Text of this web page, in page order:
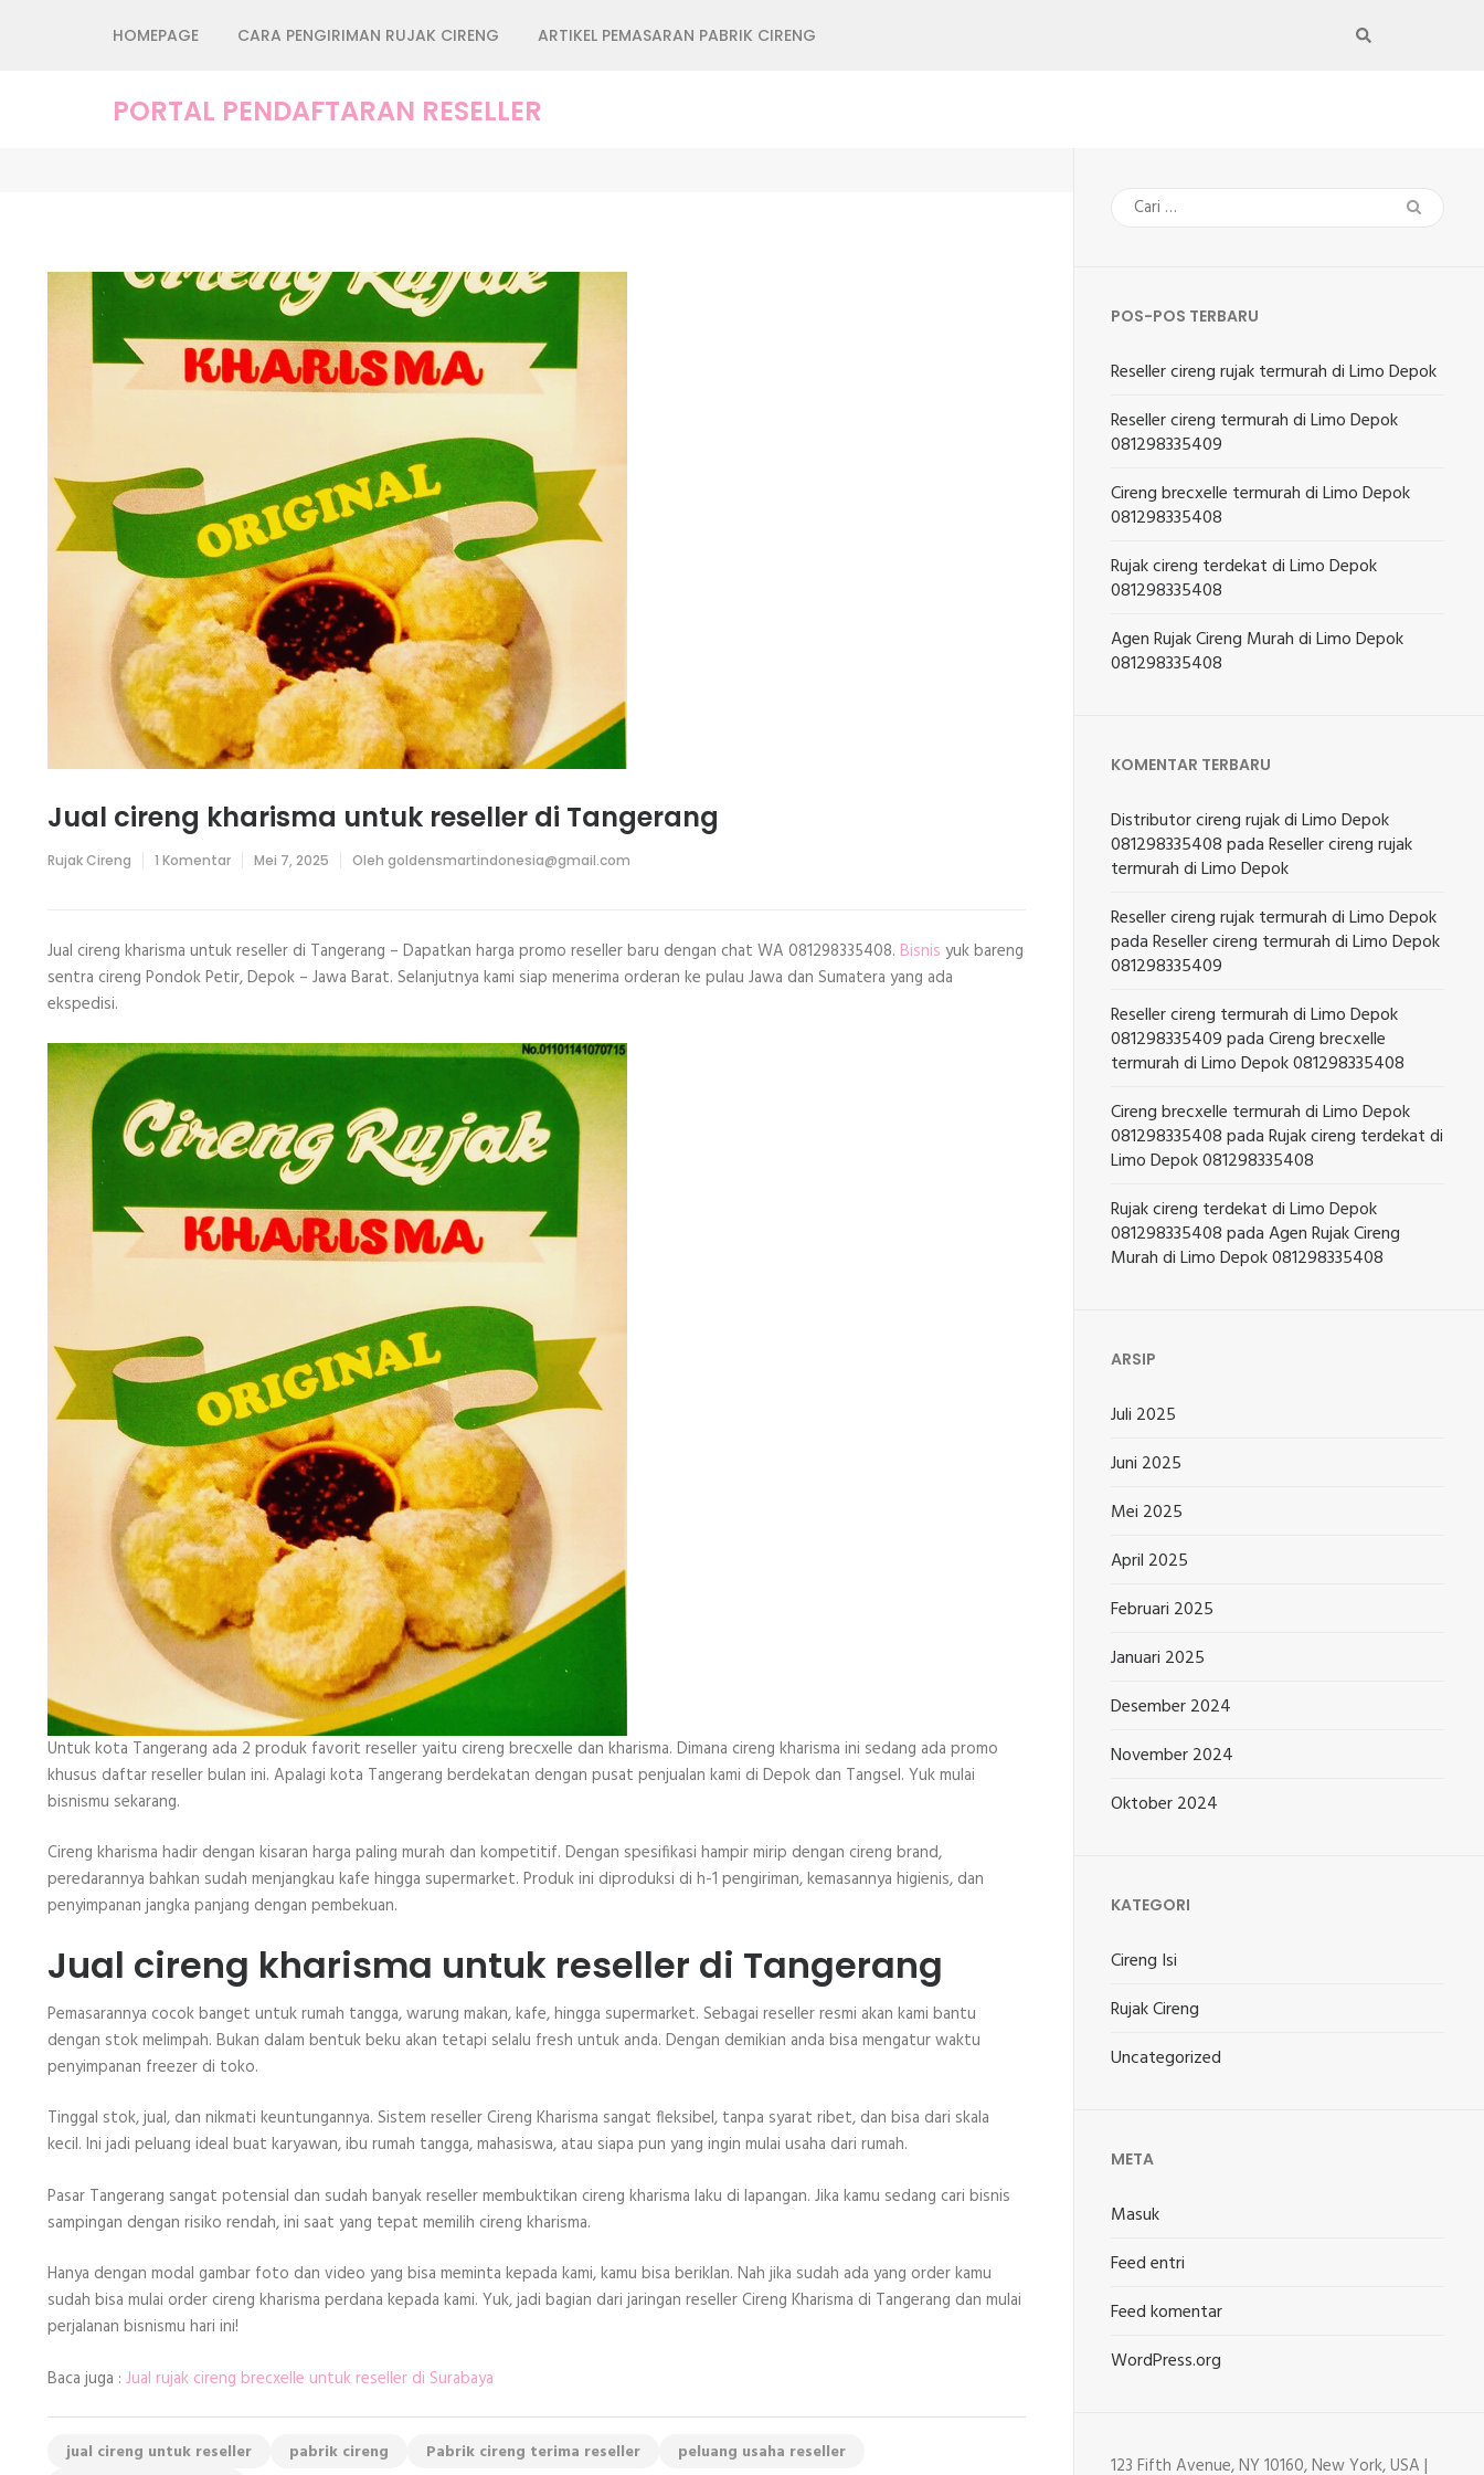
HOMEPAGE CARA PENGIRIMAN RUJAK CIRENG ARTIKEL PEMASARAN PABRIK CIRENG
PORTAL PENDAFTARAN RESELLER
Jual cireng kharisma untuk reseller di Tangerang
Rujak Cireng 1 Komentarpada
reseller
di
Tangerang
Mei 7, 2025 Oleh goldensmartindonesia@gmail.com
Jual cireng kharisma untuk reseller di Tangerang – Dapatkan harga promo reseller baru dengan chat WA 081298335408. Bisnis yuk bareng
sentra cireng Pondok Petir, Depok – Jawa Barat. Selanjutnya kami siap menerima orderan ke pulau Jawa dan Sumatera yang ada
ekspedisi.
Untuk kota Tangerang ada 2 produk favorit reseller yaitu cireng brecxelle dan kharisma. Dimana cireng kharisma ini sedang ada promo
khusus daftar reseller bulan ini. Apalagi kota Tangerang berdekatan dengan pusat penjualan kami di Depok dan Tangsel. Yuk mulai
bisnismu sekarang.
Cireng kharisma hadir dengan kisaran harga paling murah dan kompetitif. Dengan spesifikasi hampir mirip dengan cireng brand,
peredarannya bahkan sudah menjangkau kafe hingga supermarket. Produk ini diproduksi di h-1 pengiriman, kemasannya higienis, dan
penyimpanan jangka panjang dengan pembekuan.
Jual cireng kharisma untuk reseller di Tangerang
Pemasarannya cocok banget untuk rumah tangga, warung makan, kafe, hingga supermarket. Sebagai reseller resmi akan kami bantu
dengan stok melimpah. Bukan dalam bentuk beku akan tetapi selalu fresh untuk anda. Dengan demikian anda bisa mengatur waktu
penyimpanan freezer di toko.
Tinggal stok, jual, dan nikmati keuntungannya. Sistem reseller Cireng Kharisma sangat fleksibel, tanpa syarat ribet, dan bisa dari skala
kecil. Ini jadi peluang ideal buat karyawan, ibu rumah tangga, mahasiswa, atau siapa pun yang ingin mulai usaha dari rumah.
Pasar Tangerang sangat potensial dan sudah banyak reseller membuktikan cireng kharisma laku di lapangan. Jika kamu sedang cari bisnis
sampingan dengan risiko rendah, ini saat yang tepat memilih cireng kharisma.
Hanya dengan modal gambar foto dan video yang bisa meminta kepada kami, kamu bisa beriklan. Nah jika sudah ada yang order kamu
sudah bisa mulai order cireng kharisma perdana kepada kami. Yuk, jadi bagian dari jaringan reseller Cireng Kharisma di Tangerang dan mulai
perjalanan bisnismu hari ini!
Baca juga : Jual rujak cireng brecxelle untuk reseller di Surabaya
jual cireng untuk reseller pabrik cireng Pabrik cireng terima reseller
peluang usaha reseller
Cari
untuk:
POS-POS TERBARU
Reseller cireng rujak termurah di Limo Depok
Reseller cireng termurah di Limo Depok
081298335409
Cireng brecxelle termurah di Limo Depok
081298335408
Rujak cireng terdekat di Limo Depok
081298335408
Agen Rujak Cireng Murah di Limo Depok
081298335408
KOMENTAR TERBARU
Distributor cireng rujak di Limo Depok
081298335408padaReseller cireng rujak
termurah di Limo Depok
Reseller cireng rujak termurah di Limo Depok
padaReseller cireng termurah di Limo Depok
081298335409
Reseller cireng termurah di Limo Depok
081298335409padaCireng brecxelle
termurah di Limo Depok 081298335408
Cireng brecxelle termurah di Limo Depok
081298335408padaRujak cireng terdekat di
Limo Depok 081298335408
Rujak cireng terdekat di Limo Depok
081298335408padaAgen Rujak Cireng
Murah di Limo Depok 081298335408
ARSIP
Juli 2025
Juni 2025
Mei 2025
April 2025
Februari 2025
Januari 2025
Desember 2024
November 2024
Oktober 2024
KATEGORI
Cireng Isi
Rujak Cireng
Uncategorized
META
Masuk
Feed entri
Feed komentar
WordPress.org
123 Fifth Avenue, NY 10160, New York, USA |